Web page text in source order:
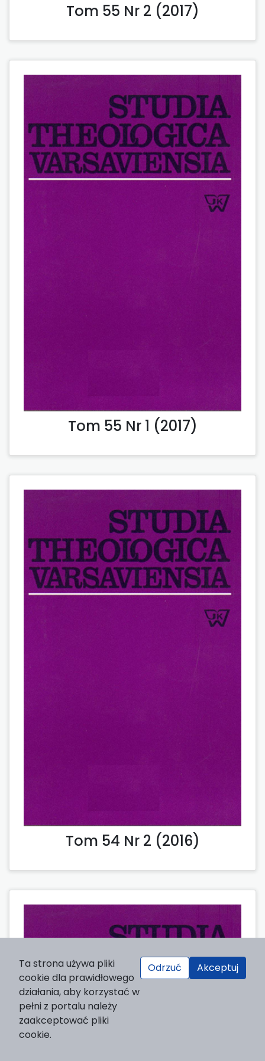
Tom 55 Nr 2 (2017)
Tom 55 Nr 1 (2017)
Tom 54 Nr 2 (2016)
Ta strona używa pliki
cookie dla prawidłowego
działania, aby korzystać w
pełni z portalu należy
zaakceptować pliki
cookie.
Odrzuć Akceptuj